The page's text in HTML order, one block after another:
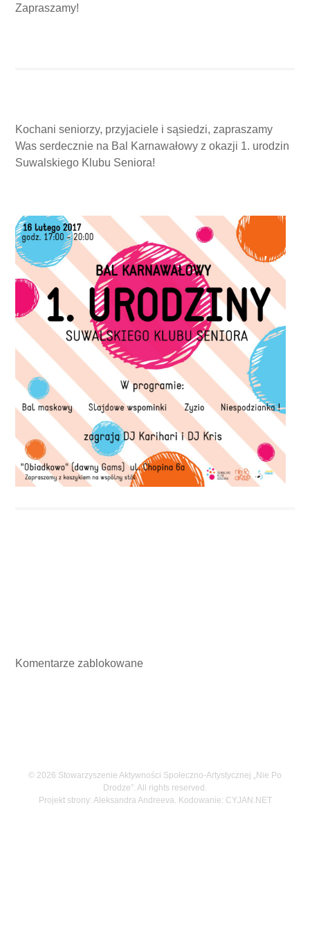
Zapraszamy!
Kochani seniorzy, przyjaciele i sąsiedzi, zapraszamy
Was serdecznie na Bal Karnawałowy z okazji 1. urodzin
Suwalskiego Klubu Seniora!
Komentarze zablokowane
© 2026 Stowarzyszenie Aktywności Społeczno-Artystycznej „Nie Po
Drodze”. All rights reserved.
Projekt strony: Aleksandra Andreeva. Kodowanie: CYJAN.NET